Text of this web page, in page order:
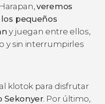
veremos
pequeños
y juegan entre ellos,
y sin interrumpirles
klotok para disfrutar
Sekonyer. Por último,